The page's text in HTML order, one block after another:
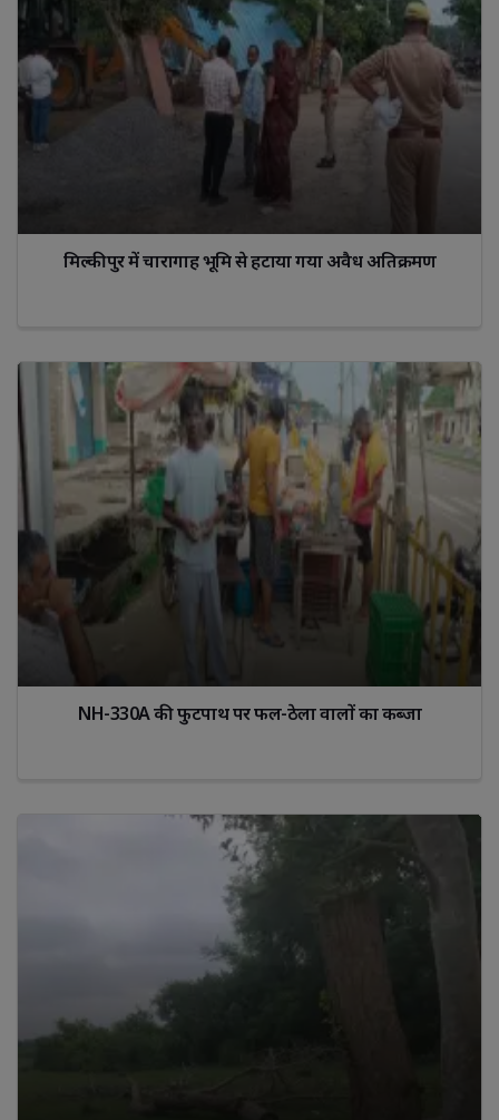
मिल्कीपुर में चारागाह भूमि से हटाया गया अवैध अतिक्रमण
NH-330A की फुटपाथ पर फल-ठेला वालों का कब्जा